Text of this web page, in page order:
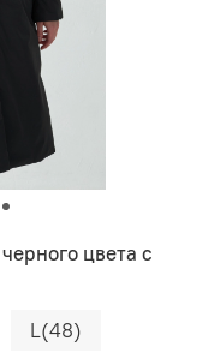
цвета с
L(48)